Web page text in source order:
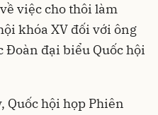
việc cho thôi làm
khóa XV đối với ông
Đoàn đại biểu Quốc hội
Quốc hội họp Phiên